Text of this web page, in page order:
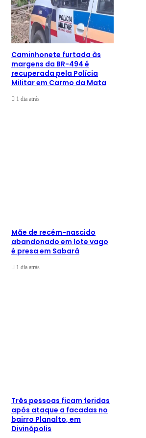
Caminhonete furtada às
margens da BR-494 é
recuperada pela Polícia
Militar em Carmo da Mata
1 dia atrás
Mãe de recém-nascido
abandonado em lote vago
é presa em Sabará
1 dia atrás
Três pessoas ficam feridas
após ataque a facadas no
bairro Planalto, em
Divinópolis